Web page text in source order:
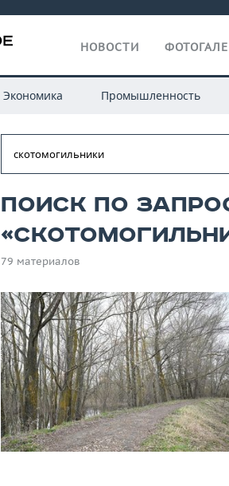
НОВОСТИ
Экономика Промышленность
Поиск по
79 материалов